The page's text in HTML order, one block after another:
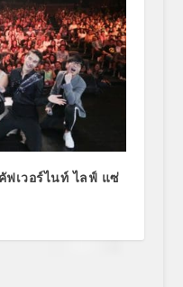
ฟเวอร์ไนท์ ไลฟ์ แซ่